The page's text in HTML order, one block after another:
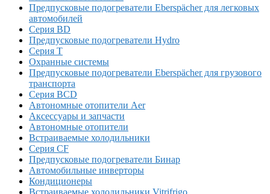
Предпусковые подогреватели Eberspächer для легковых
автомобилей
Серия BD
Предпусковые подогреватели Hydro
Серия T
Охранные системы
Предпусковые подогреватели Eberspächer для грузового
транспорта
Серия BCD
Автономные отопители Аer
Аксессуары и запчасти
Автономные отопители
Встраиваемые холодильники
Серия CF
Предпусковые подогреватели Бинар
Автомобильные инверторы
Кондиционеры
Встраиваемые холодильники Vitrifrigo